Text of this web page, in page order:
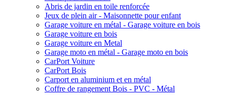
Abris de jardin en toile renforcée
Jeux de plein air - Maisonnette pour enfant
Garage voiture en métal - Garage voiture en bois
Garage voiture en bois
Garage voiture en Metal
Garage moto en métal - Garage moto en bois
CarPort Voiture
CarPort Bois
Carport en aluminium et en métal
Coffre de rangement Bois - PVC - Métal